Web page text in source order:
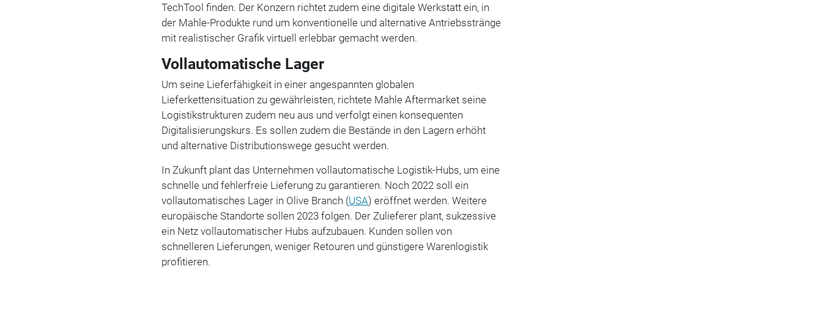
TechTool finden. Der Konzern richtet zudem eine digitale Werkstatt ein, in
der Mahle-Produkte rund um konventionelle und alternative Antriebsstränge
mit realistischer Grafik virtuell erlebbar gemacht werden.
Vollautomatische Lager
Um seine Lieferfähigkeit in einer angespannten globalen
Lieferkettensituation zu gewährleisten, richtete Mahle Aftermarket seine
Logistikstrukturen zudem neu aus und verfolgt einen konsequenten
Digitalisierungskurs. Es sollen zudem die Bestände in den Lagern erhöht
und alternative Distributionswege gesucht werden.
In Zukunft plant das Unternehmen vollautomatische Logistik-Hubs, um eine
schnelle und fehlerfreie Lieferung zu garantieren. Noch 2022 soll ein
vollautomatisches Lager in Olive Branch (USA) eröffnet werden. Weitere
europäische Standorte sollen 2023 folgen. Der Zulieferer plant, sukzessive
ein Netz vollautomatischer Hubs aufzubauen. Kunden sollen von
schnelleren Lieferungen, weniger Retouren und günstigere Warenlogistik
profitieren.